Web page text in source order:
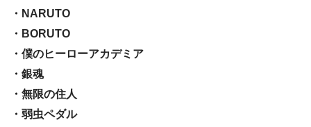
・NARUTO
・BORUTO
・僕のヒーローアカデミア
・銀魂
・無限の住人
・弱虫ペダル